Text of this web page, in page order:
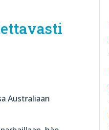
Australiaan